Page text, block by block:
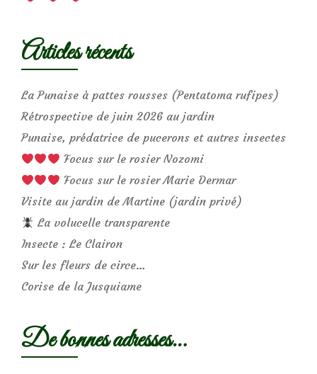
Articles récents
La Punaise à pattes rousses (Pentatoma rufipes)
Rétrospective de juin 2026 au jardin
Punaise, prédatrice de pucerons et autres insectes
Focus sur le rosier Nozomi
Focus sur le rosier Marie Dermar
Visite au jardin de Martine (jardin privé)
La volucelle transparente
Insecte : Le Clairon
Sur les fleurs de circe…
Corise de la Jusquiame
De bonnes adresses…